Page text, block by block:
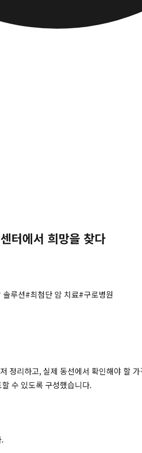
터에서 희망을 찾다
솔루션#최첨단 암 치료#구로병원
정리하고, 실제 동선에서 확인해야 할
수 있도록 구성했습니다.